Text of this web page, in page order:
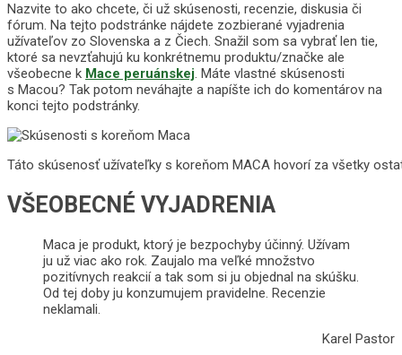
Nazvite to ako chcete, či už skúsenosti, recenzie, diskusia či
fórum. Na tejto podstránke nájdete zozbierané vyjadrenia
užívateľov zo Slovenska a z Čiech. Snažil som sa vybrať len tie,
ktoré sa nevzťahujú ku konkrétnemu produktu/značke ale
všeobecne k Mace peruánskej. Máte vlastné skúsenosti
s Macou? Tak potom neváhajte a napíšte ich do komentárov na
konci tejto podstránky.
Táto skúsenosť užívateľky s koreňom MACA hovorí za všetky
VŠEOBECNÉ VYJADRENIA
Maca je produkt, ktorý je bezpochyby účinný. Užívam
ju už viac ako rok. Zaujalo ma veľké množstvo
pozitívnych reakcií a tak som si ju objednal na skúšku.
Od tej doby ju konzumujem pravidelne. Recenzie
neklamali.
Karel Pastor